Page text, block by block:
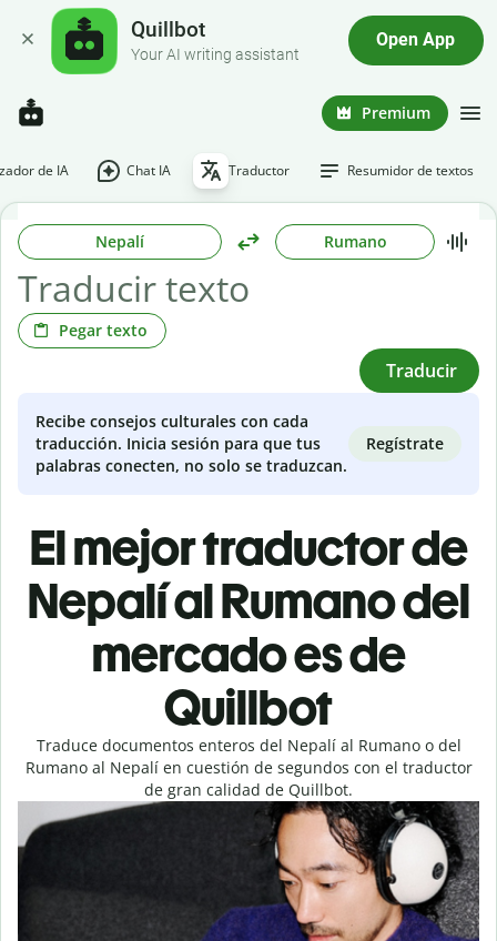
Quillbot
Your AI writing assistant
Open App
Premium
de IA Chat IA Traductor Resumidor de textos
Nepalí Rumano
Pegar texto
Traducir
Recibe consejos culturales con cada
traducción. Inicia sesión para que tus
palabras conecten, no solo se traduzcan.
Regístrate
El mejor traductor de
Nepalí al Rumano del
mercado es de
Quillbot
Traduce documentos enteros del Nepalí al Rumano o del
Rumano al Nepalí en cuestión de segundos con el traductor
de gran calidad de Quillbot.